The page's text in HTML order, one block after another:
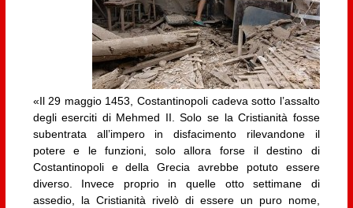
«Il 29 maggio 1453, Costantinopoli cadeva sotto l’assalto
degli eserciti di Mehmed II. Solo se la Cristianità fosse
subentrata all’impero in disfacimento rilevandone il
potere e le funzioni, solo allora forse il destino di
Costantinopoli e della Grecia avrebbe potuto essere
diverso. Invece proprio in quelle otto settimane di
assedio, la Cristianità rivelò di essere un puro nome,